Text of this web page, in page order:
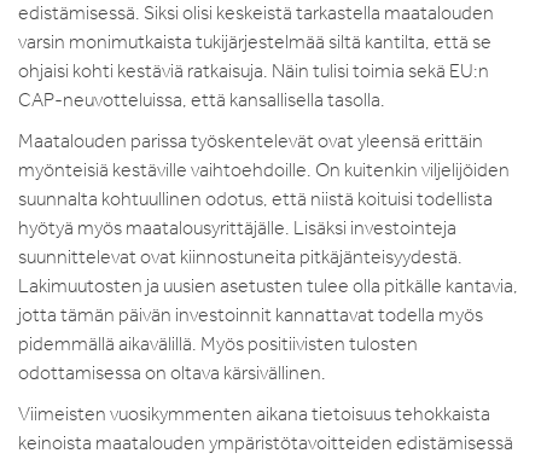
edistämisessä. Siksi olisi keskeistä tarkastella maatalouden
varsin monimutkaista tukijärjestelmää siltä kantilta, että se
ohjaisi kohti kestäviä ratkaisuja. Näin tulisi toimia sekä EU:n
CAP-neuvotteluissa, että kansallisella tasolla.
Maatalouden parissa työskentelevät ovat yleensä erittäin
myönteisiä kestäville vaihtoehdoille. On kuitenkin viljelijöiden
suunnalta kohtuullinen odotus, että niistä koituisi todellista
hyötyä myös maatalousyrittäjälle. Lisäksi investointeja
suunnittelevat ovat kiinnostuneita pitkäjänteisyydestä.
Lakimuutosten ja uusien asetusten tulee olla pitkälle kantavia,
jotta tämän päivän investoinnit kannattavat todella myös
pidemmällä aikavälillä. Myös positiivisten tulosten
odottamisessa on oltava kärsivällinen.
Viimeisten vuosikymmenten aikana tietoisuus tehokkaista
keinoista maatalouden ympäristötavoitteiden edistämisessä